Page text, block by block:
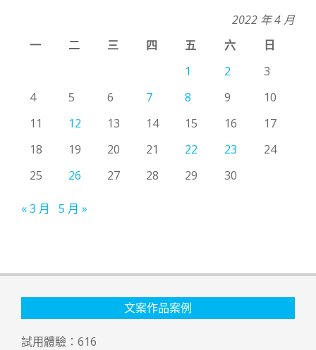
2022 年 4 月
一
二 三 四 五 六
日
1
2
3
4
5 6 7 8 9
10
11
12 13 14 15 16
17
18
19 20 21 22 23
24
25
26 27 28 29 30
« 3 月 5 月 »
文案作品案例
試用體驗： 616